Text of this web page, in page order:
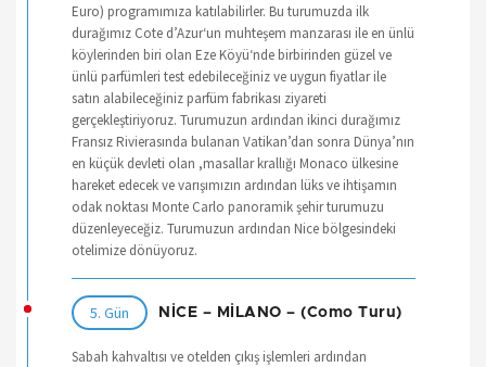
Euro) programımıza katılabilirler. Bu turumuzda ilk
durağımız Cote d’Azur‘un muhteşem manzarası ile en ünlü
köylerinden biri olan Eze Köyü‘nde birbirinden güzel ve
ünlü parfümleri test edebileceğiniz ve uygun fiyatlar ile
satın alabileceğiniz parfüm fabrikası ziyareti
gerçekleştiriyoruz. Turumuzun ardından ikinci durağımız
Fransız Rivierasında bulanan Vatikan’dan sonra Dünya’nın
en küçük devleti olan ,masallar krallığı Monaco ülkesine
hareket edecek ve varışımızın ardından lüks ve ihtişamın
odak noktası Monte Carlo panoramik şehir turumuzu
düzenleyeceğiz. Turumuzun ardından Nice bölgesindeki
otelimize dönüyoruz.
5. Gün NİCE – MİLANO – (Como Turu)
Sabah kahvaltısı ve otelden çıkış işlemleri ardından